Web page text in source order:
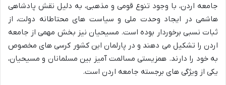
جامعه اردن، با وجود تنوع قومی و مذهبی، به دلیل نقش پادشاهی
هاشمی در ایجاد وحدت ملی و سیاست های محتاطانه دولت، از
ثبات نسبی برخوردار بوده است. مسیحیان نیز بخش مهمی از جامعه
اردن را تشکیل می دهند و در پارلمان این کشور کرسی های مخصوص
به خود را دارند. همزیستی مسالمت آمیز بین مسلمانان و مسیحیان،
یکی از ویژگی های برجسته جامعه اردن است.